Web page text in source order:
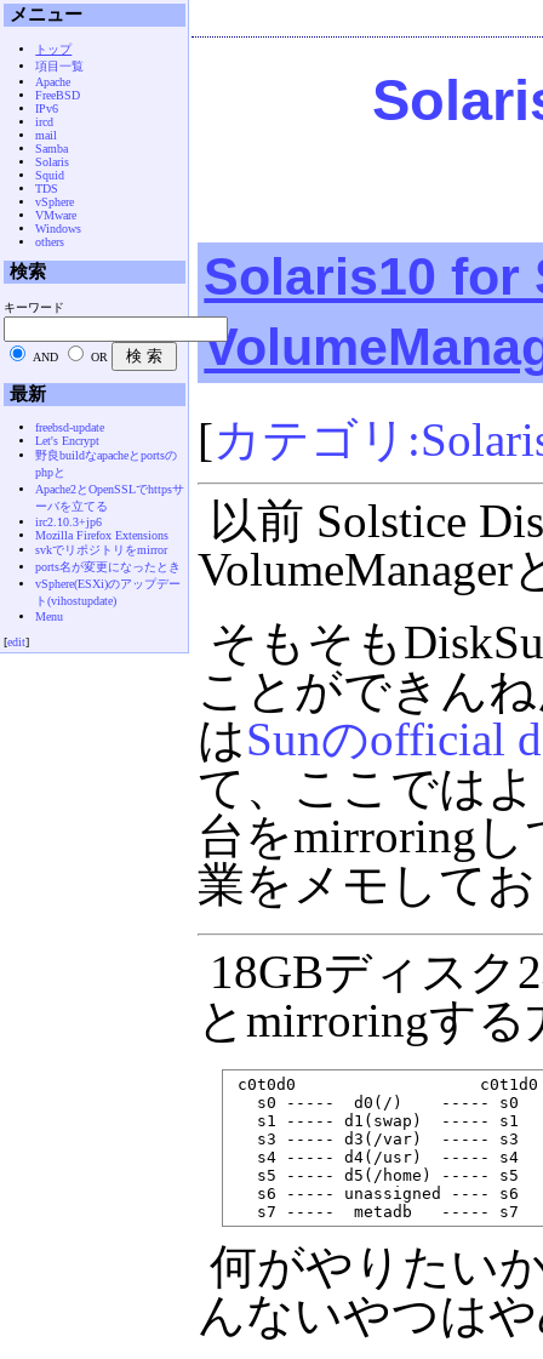
Solaris10 for
[カテゴリ
以前 Solstice
そもそも
ことができん
はSunのofficial
て、ここでは
台をmirroring
業をメモして
18GBディスク
とmirroringす
c0t0d0                   c0t1d0
   s0 -----  d0(/)    ----- s0
   s1 ----- d1(swap)  ----- s1
   s3 ----- d3(/var)  ----- s3
   s4 ----- d4(/usr)  ----- s4
   s5 ----- d5(/home) ----- s5
   s6 ----- unassigned ---- s6
何がやりたい
んないやつは
メニュー
トップ
項目一覧
Apache
FreeBSD
IPv6
ircd
mail
Samba
Solaris
Squid
TDS
vSphere
VMware
Windows
others
検索
キーワード
AND OR
最新
freebsd-update
Let's Encrypt
野良buildなapacheとportsの
phpと
Apache2とOpenSSLでhttpsサ
ーバを立てる
irc2.10.3+jp6
Mozilla Firefox Extensions
svkでリポジトリをmirror
ports名が変更になったとき
vSphere(ESXi)のアップデー
ト(vihostupdate)
Menu
[edit]